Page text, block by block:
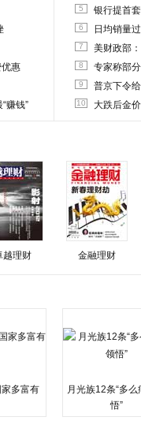
惠
赚钱”
5 银行提首
6 日均销量
7 美财政部
8 专家称部
9 普京下令
10 大跌后金
越理财 金融理财
多富有
月光族12条“多么
悟”